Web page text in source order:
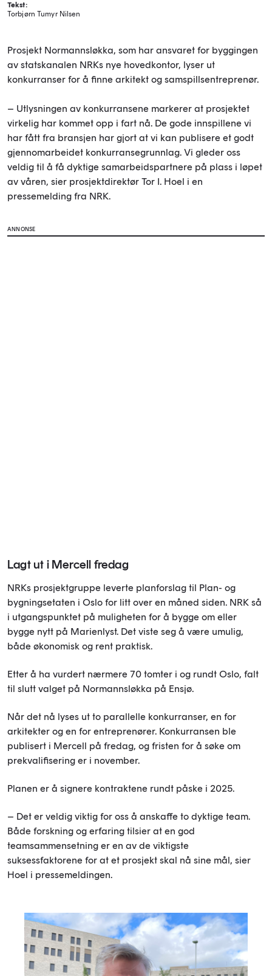
Tekst:
Torbjørn Tumyr Nilsen
Prosjekt Normannsløkka, som har ansvaret for byggingen
av statskanalen NRKs nye hovedkontor, lyser ut
konkurranser for å finne arkitekt og samspillsentreprenør.
– Utlysningen av konkurransene markerer at prosjektet
virkelig har kommet opp i fart nå. De gode innspillene vi
har fått fra bransjen har gjort at vi kan publisere et godt
gjennomarbeidet konkurransegrunnlag. Vi gleder oss
veldig til å få dyktige samarbeidspartnere på plass i løpet
av våren, sier prosjektdirektør Tor I. Hoel i en
pressemelding fra NRK.
ANNONSE
Lagt ut i Mercell fredag
NRKs prosjektgruppe leverte planforslag til Plan- og
bygningsetaten i Oslo for litt over en måned siden. NRK så
i utgangspunktet på muligheten for å bygge om eller
bygge nytt på Marienlyst. Det viste seg å være umulig,
både økonomisk og rent praktisk.
Etter å ha vurdert nærmere 70 tomter i og rundt Oslo, falt
til slutt valget på Normannsløkka på Ensjø.
Når det nå lyses ut to parallelle konkurranser, en for
arkitekter og en for entreprenører. Konkurransen ble
publisert i Mercell på fredag, og fristen for å søke om
prekvalifisering er i november.
Planen er å signere kontraktene rundt påske i 2025.
– Det er veldig viktig for oss å anskaffe to dyktige team.
Både forskning og erfaring tilsier at en god
teamsammensetning er en av de viktigste
suksessfaktorene for at et prosjekt skal nå sine mål, sier
Hoel i pressemeldingen.